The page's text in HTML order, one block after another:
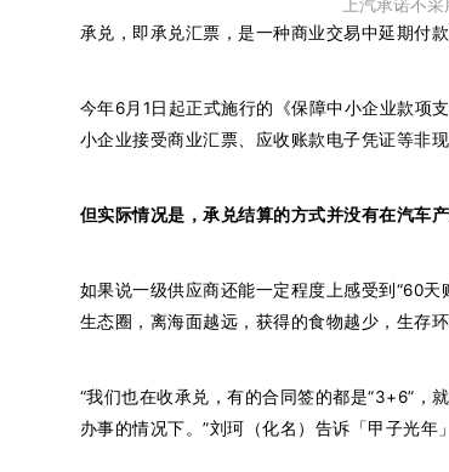
上汽承诺不
承兑，即承兑汇票，是一种商业交易中延期付
今年6月1日起正式施行的《保障中小企业款项
小企业接受商业汇票、应收账款电子凭证等非
但实际情况是，承兑结算的方式并没有在汽车
如果说一级供应商还能一定程度上感受到“60
生态圈，离海面越远，获得的食物越少，生存环
“我们也在收承兑，有的合同签的都是“3+6”，
办事的情况下。”刘珂（化名）告诉「甲子光年